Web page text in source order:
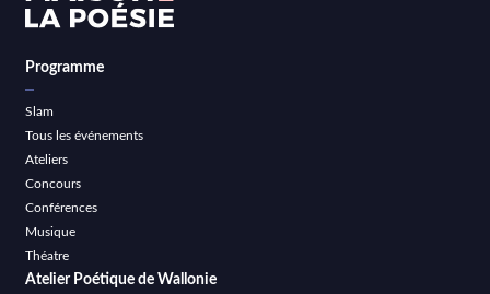
Programme
Slam
Tous les événements
Ateliers
Concours
Conférences
Musique
Théatre
Atelier Poétique de Wallonie